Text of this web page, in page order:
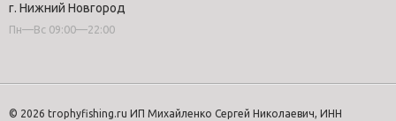
г. Нижний Новгород
Пн—Вс 09:00—22:00
© 2026 trophyfishing.ru ИП Михайленко Сергей Николаевич, ИНН